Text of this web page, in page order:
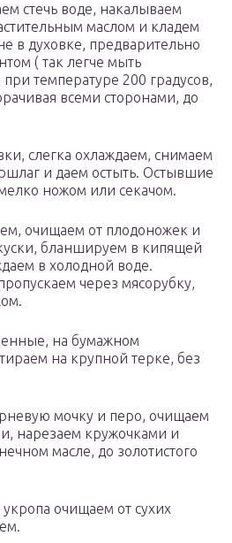
стечь воде, накалываем
маслом и кладем
в духовке, предварительно
( так легче мыть
температуре 200 градусов,
всеми сторонами, до
слегка охлаждаем, снимаем
и даем остыть. Остывшие
ножом или секачом.
очищаем от плодоножек и
бланшируем в кипящей
в холодной воде.
через мясорубку,
на бумажном
на крупной терке, без
мочку и перо, очищаем
нарезаем кружочками и
масле, до золотистого
очищаем от сухих